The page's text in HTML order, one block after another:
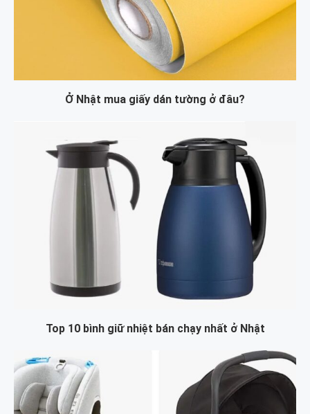
Ở Nhật mua giấy dán tường ở đâu?
Top 10 bình giữ nhiệt bán chạy nhất ở Nhật